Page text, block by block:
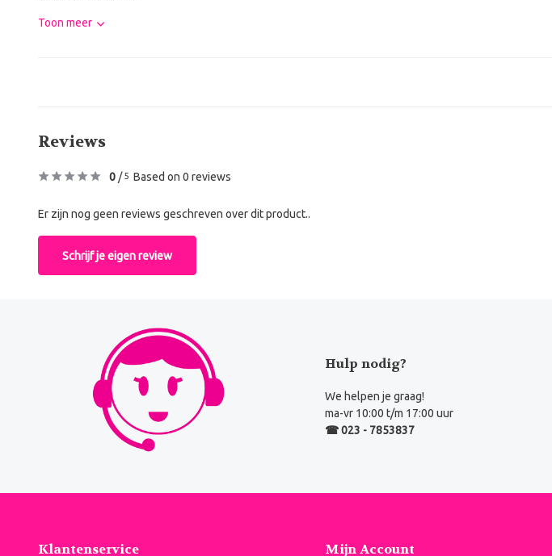
Toon meer
Reviews
0 /5 Based on 0 reviews
Er zijn nog geen reviews geschreven over dit product..
Schrijf je eigen review
Hulp nodig?
We helpen je graag!
ma-vr 10:00 t/m 17:00 uur
☎ 023 - 7853837
Klantenservice Mijn Account